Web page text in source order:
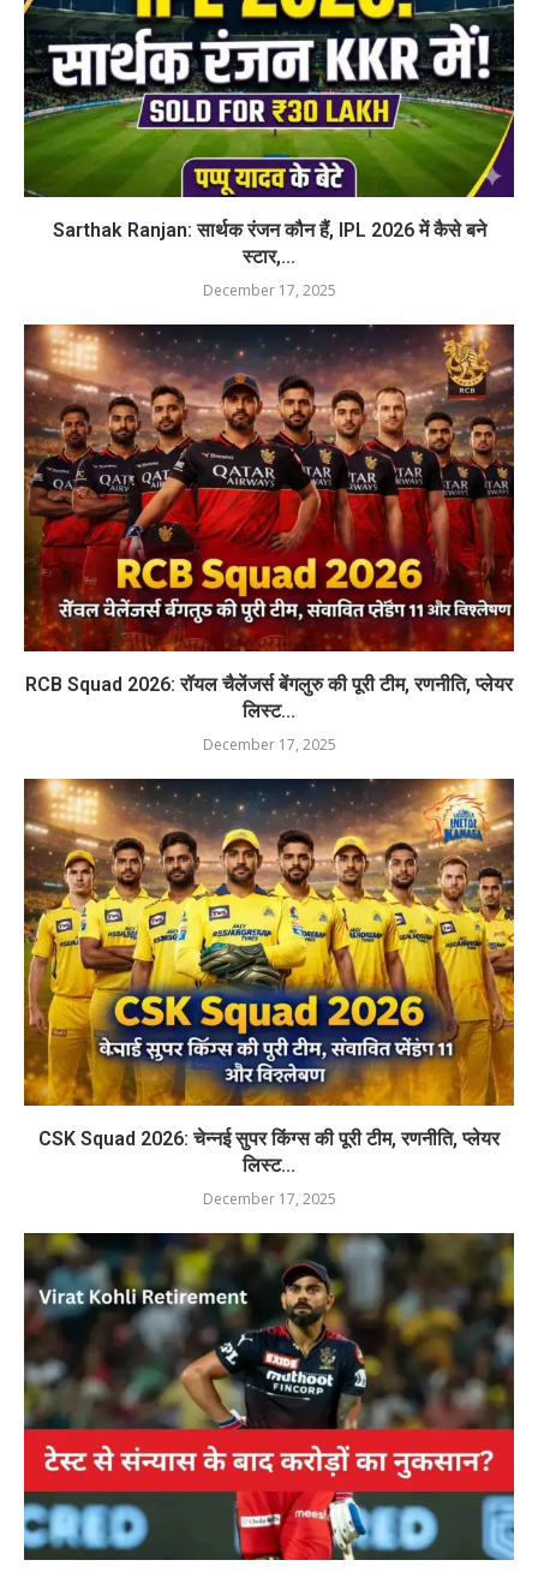
Sarthak Ranjan: सार्थक रंजन कौन हैं, IPL 2026 में कैसे बने
स्टार,...
December 17, 2025
RCB Squad 2026: रॉयल चैलेंजर्स बेंगलुरु की पूरी टीम, रणनीति, प्लेयर
लिस्ट...
December 17, 2025
CSK Squad 2026: चेन्नई सुपर किंग्स की पूरी टीम, रणनीति, प्लेयर
लिस्ट...
December 17, 2025